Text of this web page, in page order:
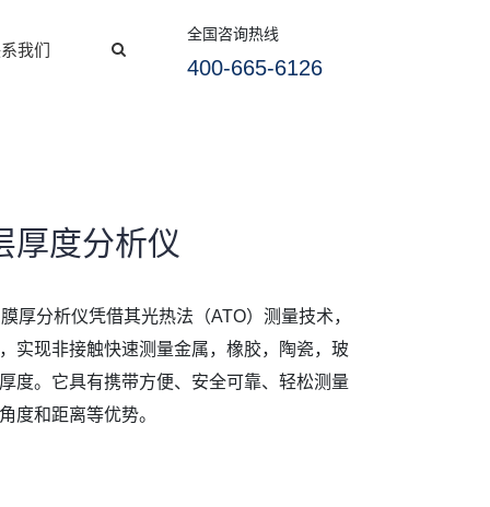
我们
全国咨询热线
400-665-6126
厚度分析仪
厚分析仪凭借其光热法（ATO）测量技术，
实现非接触快速测量金属，橡胶，陶瓷，玻
度。它具有携带方便、安全可靠、轻松测量
度和距离等优势。